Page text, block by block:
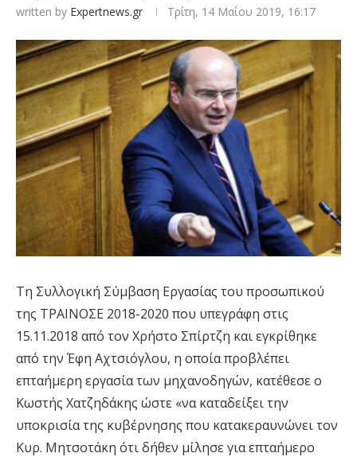
written by Expertnews.gr Τρίτη, 14 Μαΐου 2019, 16:17
Τη Συλλογική Σύμβαση Εργασίας του προσωπικού
της ΤΡΑΙΝΟΣΕ 2018-2020 που υπεγράφη στις
15.11.2018 από τον Χρήστο Σπίρτζη και εγκρίθηκε
από την Έφη Αχτσιόγλου, η οποία προβλέπει
επταήμερη εργασία των μηχανοδηγών, κατέθεσε ο
Κωστής Χατζηδάκης ώστε «να καταδείξει την
υποκρισία της κυβέρνησης που κατακεραυνώνει τον
Κυρ. Μητσοτάκη ότι δήθεν μίλησε για επταήμερο